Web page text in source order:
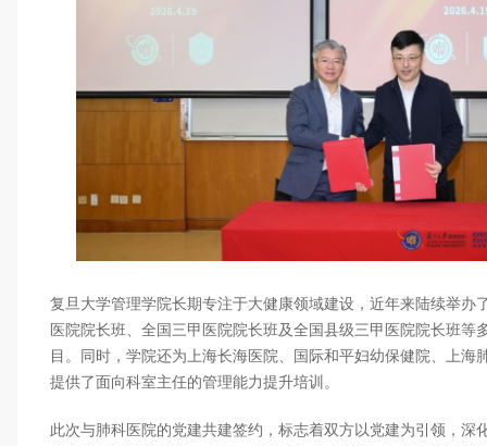
复旦大学管理学院长期专注于大健康领域建设，近年来陆续举办
医院院长班、全国三甲医院院长班及全国县级三甲医院院长班等
目。同时，学院还为上海长海医院、国际和平妇幼保健院、上海
提供了面向科室主任的管理能力提升培训。
此次与肺科医院的党建共建签约，标志着双方以党建为引领，深